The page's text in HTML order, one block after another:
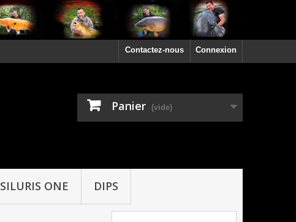
Connexion
Contactez-nous
Panier (vide)
SILURIS ONE DIPS